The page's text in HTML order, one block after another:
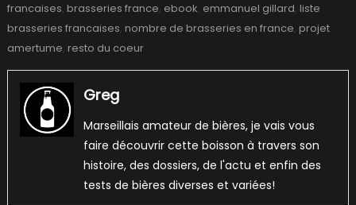
francaises, brasseries france, ebook, emmanuel gillard, liste
brasseries francaises, nombre de brasseries en france, projet
amertume, resto du coeur
Greg
Marseillais amateur de bières, je vais vous
faire découvrir cette boisson à travers son
histoire, des dossiers, de l'actu et enfin des
tests de bières diverses et variées!